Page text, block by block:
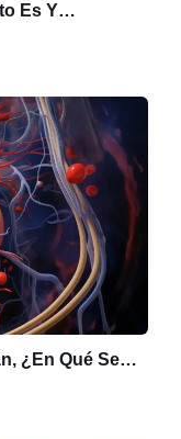
Es Y…
¿en Qué Se…